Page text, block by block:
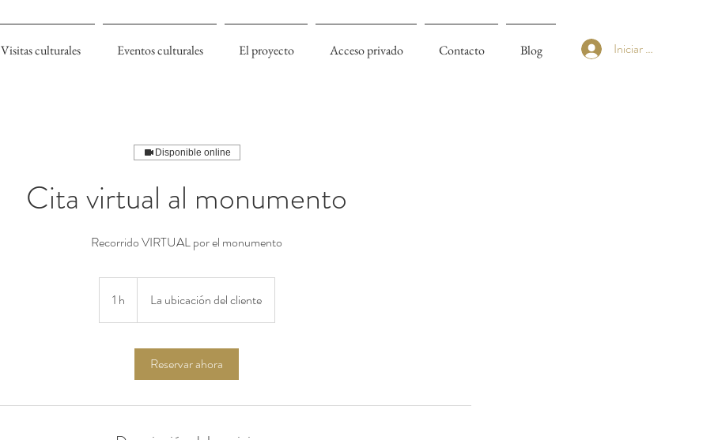
Iniciar sesión
Visitas culturales Eventos culturales El proyecto Acceso privado Contacto Blog
Disponible online
Cita virtual al monumento
Recorrido VIRTUAL por el monumento
1 h La ubicación del cliente
Reservar ahora